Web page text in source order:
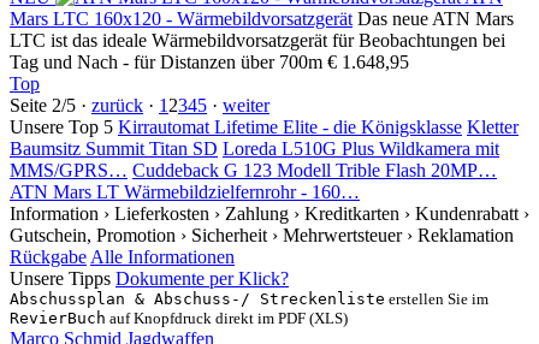
Mars LTC 160x120 - Wärmebildvorsatzgerät Das neue ATN Mars
LTC ist das ideale Wärmebildvorsatzgerät für Beobachtungen bei
Tag und Nach - für Distanzen über 700m € 1.648,95
Top
Seite 2/5 · zurück · 1 2345 · weiter
Unsere Top 5 Kirrautomat Lifetime Elite - die Königsklasse Kletter
Baumsitz Summit Titan SD Loreda L510G Plus Wildkamera mit
MMS/GPRS… Cuddeback G 123 Modell Trible Flash 20MP…
ATN Mars LT Wärmebildzielfernrohr - 160…
Information › Lieferkosten › Zahlung › Kreditkarten › Kundenrabatt ›
Gutschein, Promotion › Sicherheit › Mehrwertsteuer › Reklamation
Rückgabe Alle Informationen
Unsere Tipps Dokumente per Klick?
Abschussplan & Abschuss-/ Streckenliste erstellen Sie im
RevierBuch auf Knopfdruck direkt im PDF (XLS)
Marco Schmid Jagdwaffen